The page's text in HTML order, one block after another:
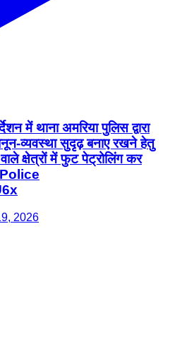
में थाना अमरिया पुलिस द्वारा
व्यवस्था सुदृढ़ बनाए रखने हेतु
वाले क्षेत्रों में फुट पेट्रोलिंग कर
2026